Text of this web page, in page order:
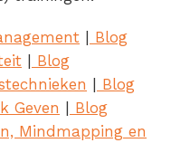
| Blog
| Blog
| Blog
Geven | Blog
Mindmapping en